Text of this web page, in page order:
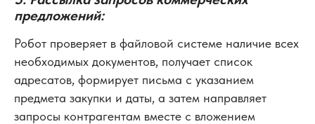
предложений:
Робот проверяет в файловой системе наличие всех
необходимых документов, получает список
адресатов, формирует письма с указанием
предмета закупки и даты, а затем направляет
запросы контрагентам вместе с вложением